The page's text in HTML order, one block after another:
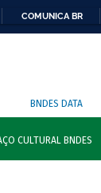
COMUNICA BR
BNDES DATA